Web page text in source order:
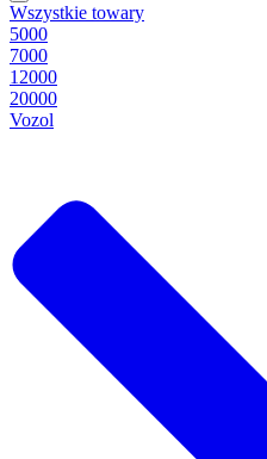
Wszystkie towary
5000
7000
12000
20000
Vozol